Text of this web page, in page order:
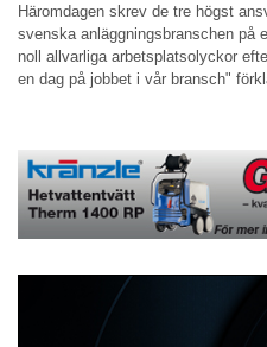
Häromdagen skrev de tre högst
svenska anläggningsbranschen på
noll allvarliga arbetsplatsolyckor
en dag på jobbet i vår bransch"